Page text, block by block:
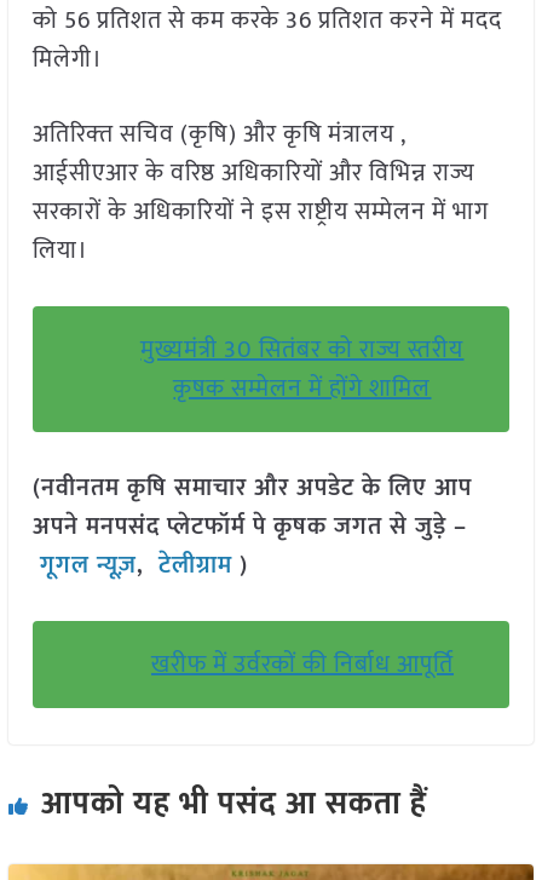
को 56 प्रतिशत से कम करके 36 प्रतिशत करने में मदद
मिलेगी।
अतिरिक्‍त सचिव (कृषि) और कृषि मंत्रालय ,
आईसीएआर के वरिष्ठ अधिकारियों और विभिन्न राज्य
सरकारों के अधिकारियों ने इस राष्ट्रीय सम्मेलन में भाग
लिया।
मुख्यमंत्री 30 सितंबर को राज्य स्तरीय
कृषक सम्मेलन में होंगे शामिल
(नवीनतम कृषि समाचार और अपडेट के लिए आप
अपने मनपसंद प्लेटफॉर्म पे कृषक जगत से जुड़े –
गूगल न्यूज़,टेलीग्राम )
खरीफ में उर्वरकों की निर्बाध आपूर्ति
आपको यह भी पसंद आ सकता हैं